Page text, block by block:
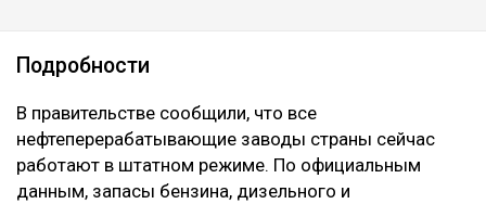
Подробности
В правительстве сообщили, что все
нефтеперерабатывающие заводы страны сейчас
работают в штатном режиме. По официальным
данным, запасы бензина, дизельного и